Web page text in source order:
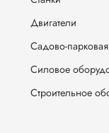
Двигатели
Садово-парковая
Силовое
Строительное